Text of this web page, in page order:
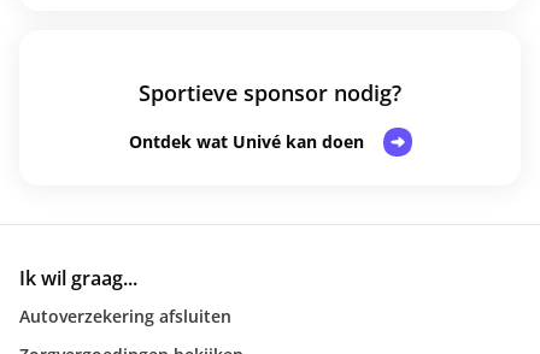
Sportieve sponsor nodig?
Ontdek wat Univé kan doen
Ik wil graag...
Autoverzekering afsluiten